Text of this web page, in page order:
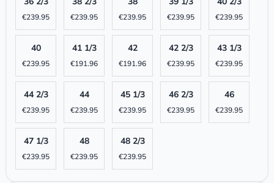
€239.95 €239.95 €239.95 €239.95 €239.95
40
€239.95
41 1/3
€191.96
42
€191.96
42 2/3
€239.95
43 1/3
€239.95
44 2/3
€239.95
44
€239.95
45 1/3
€239.95
46 2/3
€239.95
46
€239.95
47 1/3
€239.95
48
€239.95
48 2/3
€239.95